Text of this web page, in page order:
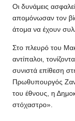
Οι δυνάμεις
απομόνωσαν τον
άτομα να έχουν
Στο πλευρό του
αντίπαλοι,
συνιστά επίθεση
Πρωθυπουργός
του έθνους, η
στόχαστρο».